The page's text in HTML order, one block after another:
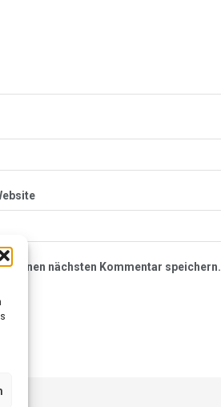
meinen nächsten Kommentar speichern.